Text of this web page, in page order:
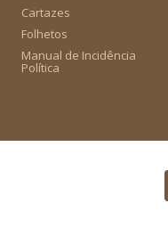
Cartazes
Folhetos
Manual de Incidência
Política